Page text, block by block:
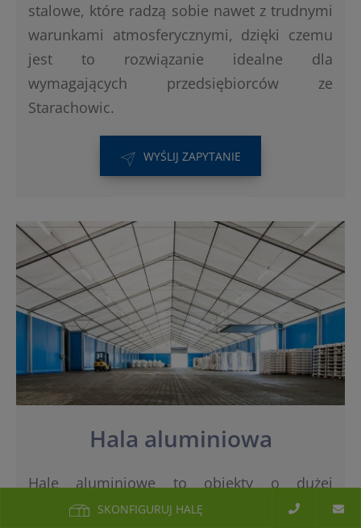
SKONFIGURUJ HALĘ
stalowe, które radzą sobie nawet z trudnymi
warunkami atmosferycznymi, dzięki czemu
jest to rozwiązanie idealne dla
wymagających przedsiębiorców ze
Starachowic.
WYŚLIJ ZAPYTANIE
Hala aluminiowa
Hale aluminiowe to obiekty o dużej
odporności na korozję. Świetnie sprawdzają